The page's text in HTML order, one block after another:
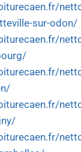
sur-odon/